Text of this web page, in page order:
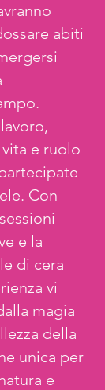
abiti
e ruolo
Con
e la
di cera
vi
magia
della
unica per
e